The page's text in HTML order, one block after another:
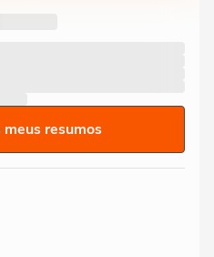
resumos